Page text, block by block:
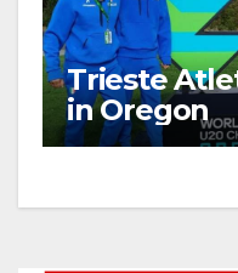
Trieste
in Oregon